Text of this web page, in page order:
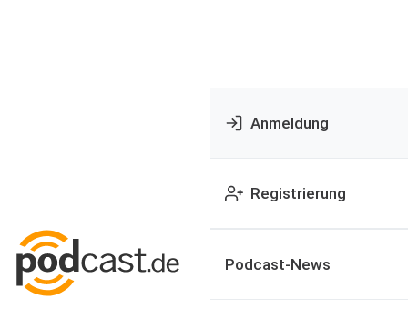
Anmeldung
Registrierung
Podcast-News